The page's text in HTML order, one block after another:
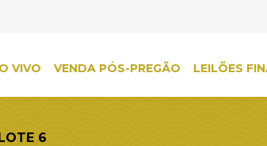
VIVO VENDA PÓS-PREGÃO LEILÕES
6